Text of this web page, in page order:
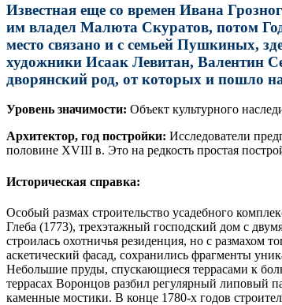
Известная еще со времен Ивана
им владел Малюта Скуратов, потом
место связано и с семьей Пушкиных,
художники Исаак Левитан, Валентин
дворянский род, от которых и пошло
Уровень значимости: Объект культурного
Архитектор, год постройки: Исследователи
половине XVIII в. Это на редкость простая
Историческая справка:
Особый размах строительство усадебного
Глеба (1773), трехэтажный господский дом с
строилась охотничья резиденция, но с размахом
аскетический фасад, сохранились фрагменты
Небольшие пруды, спускающиеся террасами к
террасах Воронцов разбил регулярный липовый
каменные мостики. В конце 1780-х годов